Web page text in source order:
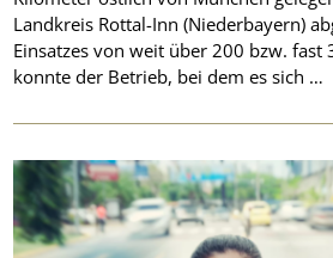
Landkreis Rottal-Inn (Niederbayern)
Einsatzes von weit über 200 bzw. fast
konnte der Betrieb, bei dem es sich …